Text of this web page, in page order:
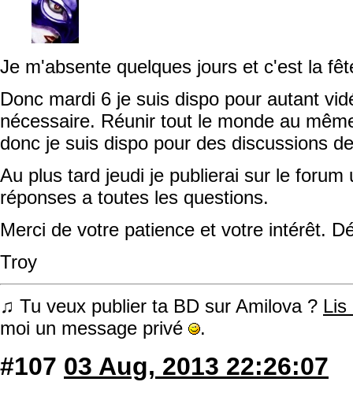
Je m'absente quelques jours et c'est la
Donc mardi 6 je suis dispo pour autant
nécessaire. Réunir tout le monde au
donc je suis dispo pour des discussions
Au plus tard jeudi je publierai sur le forum
réponses a toutes les questions.
Merci de votre patience et votre intérêt.
Troy
♫ Tu veux publier ta BD sur Amilova ? Lis
moi un message privé
.
#107 03 Aug, 2013 22:26:07